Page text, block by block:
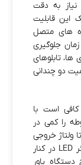
به دقت
این قابلیت
های متصل
جلوگیری
تابلوهای
دو چندانی
کافی‌ است با
را کمی در
ولتاژ خروجی
افزایش یا کاهش یابد. همچنین وجود نشانگر LED در کنار
پاور